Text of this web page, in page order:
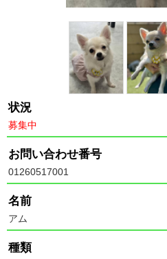
状況
募集中
お問い合わせ番号
01260517001
名前
アム
種類